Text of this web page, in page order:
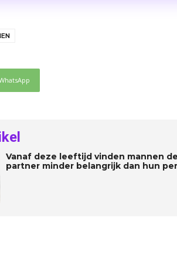
Vanaf deze leeftijd vinden mannen
partner minder belangrijk dan hun